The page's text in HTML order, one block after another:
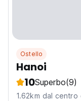
Ostello
Hanoi
10Superbo(9)
1.62km dal centro